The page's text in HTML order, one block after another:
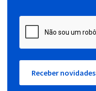
Receber novidades